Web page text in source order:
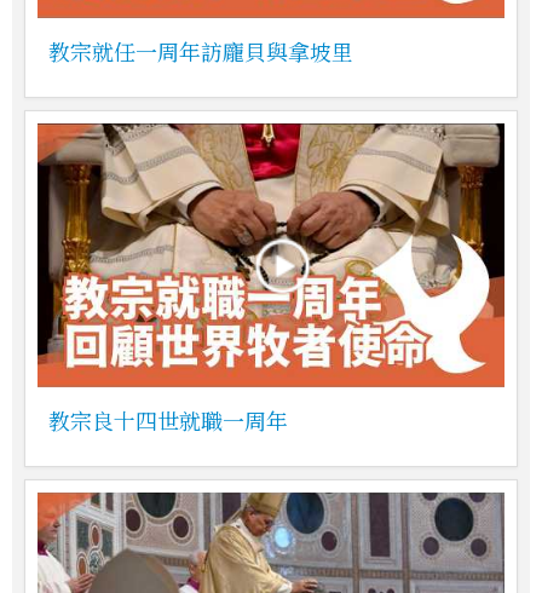
教宗就任一周年訪龐貝與拿坡里
教宗良十四世就職一周年